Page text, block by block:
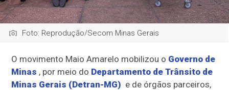
Foto: Reprodução/Secom Minas Gerais
O movimento Maio Amarelo mobilizou o Governo de
Minas , por meio do Departamento de Trânsito de
Minas Gerais (Detran-MG) e de órgãos parceiros,